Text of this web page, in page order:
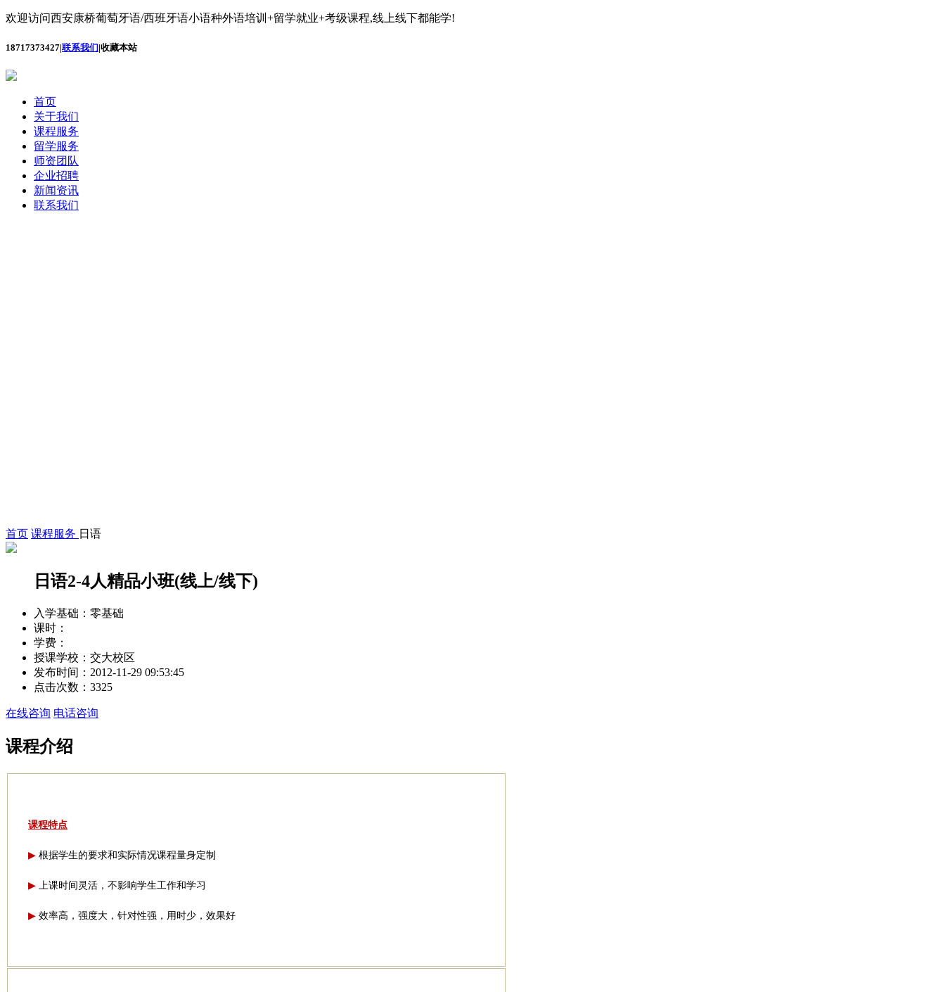
欢迎访问西安康桥葡萄牙语/西班牙语小语种外语培训+留学就业+考级课程,线上线下都能学!
18717373427|联系我们|收藏本站
首页
关于我们
课程服务
留学服务
师资团队
企业招聘
新闻资讯
联系我们
首页 课程服务 日语
日语2-4人精品小班(线上/线下)
入学基础： 零基础
课时：
学费：
授课学校： 交大校区
发布时间： 2012-11-29 09:53:45
点击次数： 3325
在线咨询 电话咨询
课程介绍
课程特点
▶ 根据学生的要求和实际情况课程量身定制
▶ 上课时间灵活，不影响学生工作和学习
▶ 效率高，强度大，针对性强，用时少，效果好